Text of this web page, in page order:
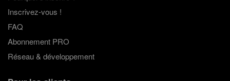
Inscrivez-vous !
FAQ
Abonnement PRO
Réseau & développement